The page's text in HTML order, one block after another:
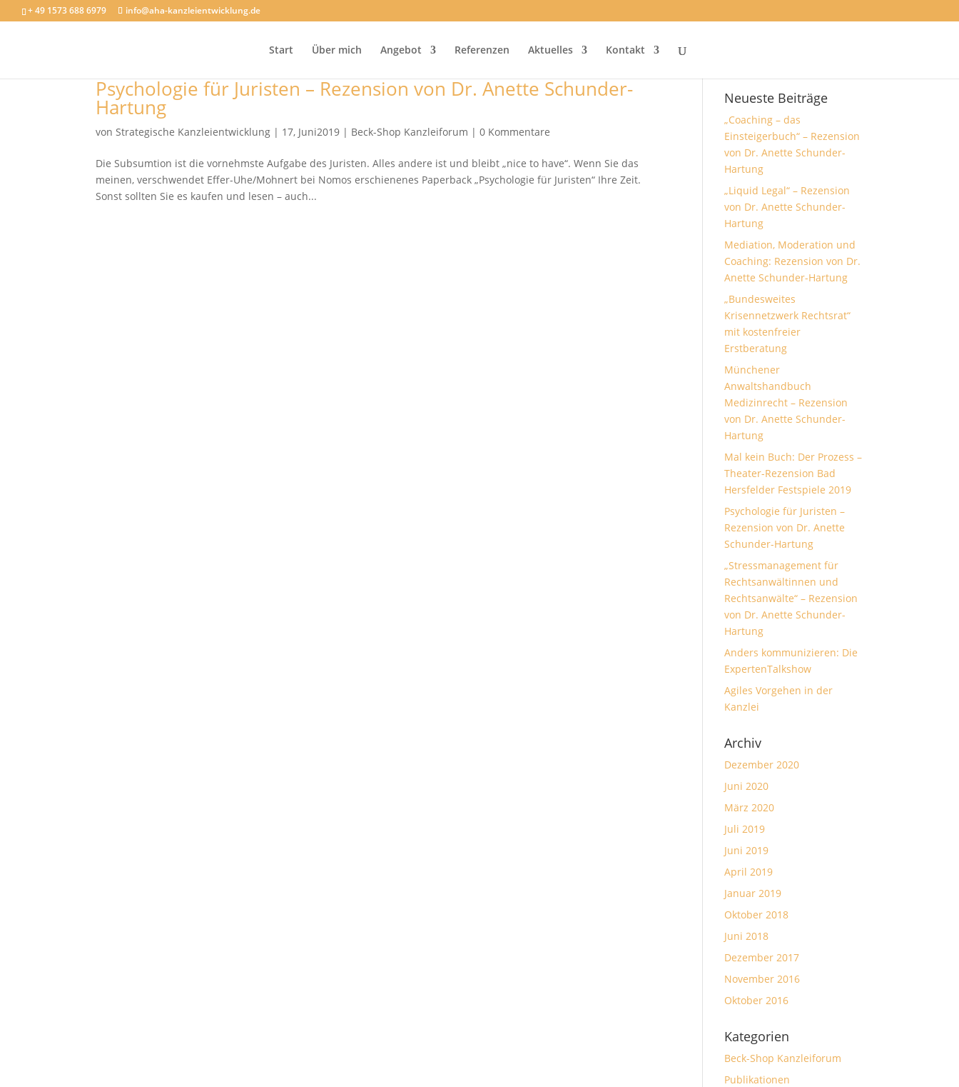
+ 49 1573 688 6979 info@aha-kanzleientwicklung.de
Start Über mich Angebot Referenzen Aktuelles Kontakt
Psychologie für Juristen – Rezension von Dr. Anette Schunder-
Hartung
vonStrategische Kanzleientwicklung | 17, Juni2019 | Beck-Shop Kanzleiforum |0 Kommentare
Die Subsumtion ist die vornehmste Aufgabe des Juristen. Alles andere ist und bleibt „nice to have“. Wenn Sie das
meinen, verschwendet Effer-Uhe/Mohnert bei Nomos erschienenes Paperback „Psychologie für Juristen“ Ihre Zeit.
Sonst sollten Sie es kaufen und lesen – auch...
Neueste Beiträge
„Coaching – das
Einsteigerbuch“ – Rezension
von Dr. Anette Schunder-
Hartung
„Liquid Legal“ – Rezension
von Dr. Anette Schunder-
Hartung
Mediation, Moderation und
Coaching: Rezension von Dr.
Anette Schunder-Hartung
„Bundesweites
Krisennetzwerk Rechtsrat“
mit kostenfreier
Erstberatung
Münchener
Anwaltshandbuch
Medizinrecht – Rezension
von Dr. Anette Schunder-
Hartung
Mal kein Buch: Der Prozess –
Theater-Rezension Bad
Hersfelder Festspiele 2019
Psychologie für Juristen –
Rezension von Dr. Anette
Schunder-Hartung
„Stressmanagement für
Rechtsanwältinnen und
Rechtsanwälte“ – Rezension
von Dr. Anette Schunder-
Hartung
Anders kommunizieren: Die
ExpertenTalkshow
Agiles Vorgehen in der
Kanzlei
Archiv
Dezember 2020
Juni 2020
März 2020
Juli 2019
Juni 2019
April 2019
Januar 2019
Oktober 2018
Juni 2018
Dezember 2017
November 2016
Oktober 2016
Kategorien
Beck-Shop Kanzleiforum
Publikationen